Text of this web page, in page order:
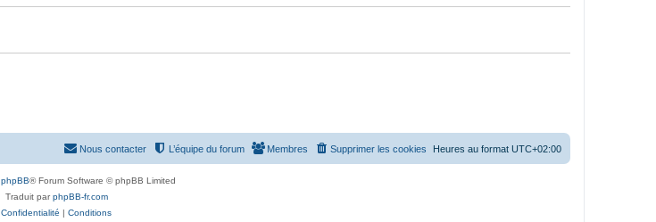
Heures au format UTC+02:00
Supprimer les cookies
Membres
L’équipe du forum
Nous contacter
phpBB® Forum Software © phpBB Limited
Traduit parphpBB-fr.com
Confidentialité | Conditions